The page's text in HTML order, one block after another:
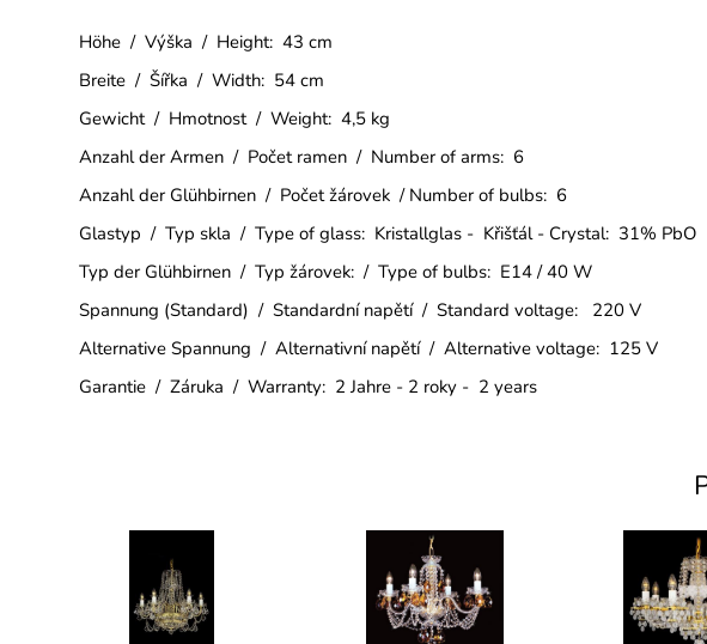
Höhe / Výška / Height: 43 cm
Breite / Šířka / Width: 54 cm
Gewicht / Hmotnost / Weight: 4,5 kg
Anzahl der Armen / Počet ramen / Number of arms: 6
Anzahl der Glühbirnen / Počet žárovek / Number of bulbs: 6
Glastyp / Typ skla / Type of glass: Kristallglas - Křišťál - Crystal: 31% PbO
Typ der Glühbirnen / Typ žárovek: / Type of bulbs: E14 / 40 W
Spannung (Standard) / Standardní napětí / Standard voltage: 220 V
Alternative Spannung / Alternativní napětí / Alternative voltage: 125 V
Garantie / Záruka / Warranty: 2 Jahre - 2 roky - 2 years